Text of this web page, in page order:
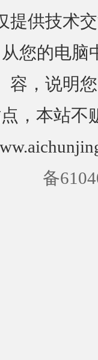
提供技术
您的电
容，说明
，本站不
备